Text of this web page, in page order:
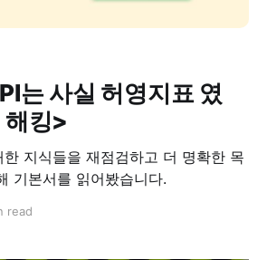
는 사실 허영지표 였
해킹>
지식들을 재점검하고 더 명확한 목
기본서를 읽어봤습니다.
read